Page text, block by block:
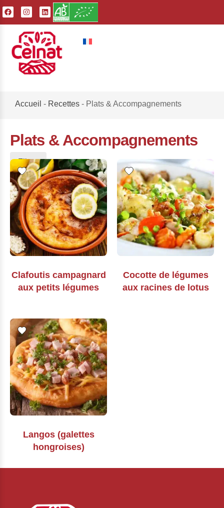
Accueil - Recettes - Plats & Accompagnements
Plats & Accompagnements
Filtrer
Clafoutis campagnard
aux petits légumes
Cocotte de légumes
aux racines de lotus
Langos (galettes
hongroises)